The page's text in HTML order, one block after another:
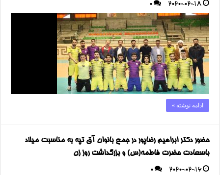
2020-02-18
0
ادامه نوشته »
حضور دکتر ابراهیم رضاپور در جمع بانوان آق تپه به مناسبت میلاد
باسعادت حضرت فاطمه(س) و بزرگداشت روز زن
2020-02-16
0